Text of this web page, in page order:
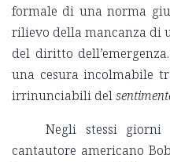
formale di una norma
rilievo della mancanza di
del diritto
una cesura incolmabile
irrinunciabili del
Negli stessi giorni
cantautore americano